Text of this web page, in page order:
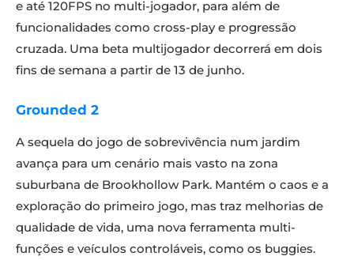
e até 120FPS no multi-jogador, para além de
funcionalidades como cross-play e progressão
cruzada. Uma beta multijogador decorrerá em dois
fins de semana a partir de 13 de junho.
Grounded 2
A sequela do jogo de sobrevivência num jardim
avança para um cenário mais vasto na zona
suburbana de Brookhollow Park. Mantém o caos e a
exploração do primeiro jogo, mas traz melhorias de
qualidade de vida, uma nova ferramenta multi-
funções e veículos controláveis, como os buggies.